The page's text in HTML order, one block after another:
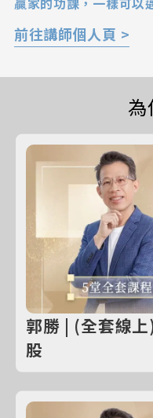
前往講師個人頁 >
郭勝 | (全套線
股